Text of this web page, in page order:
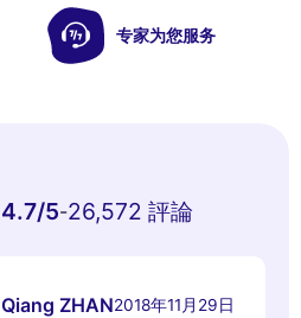
专家为您服务
4.7/5-26,572 評論
Qiang ZHAN2018年11月29日